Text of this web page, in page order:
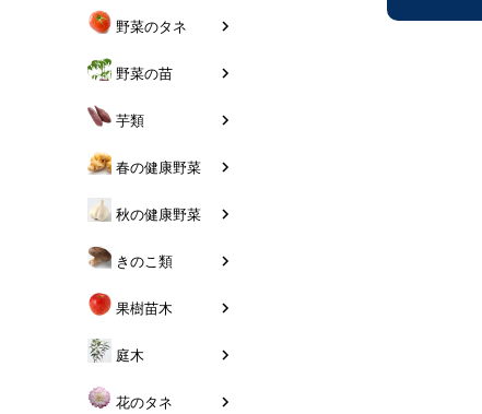
野菜のタネ
野菜の苗
芋類
春の健康野菜
秋の健康野菜
きのこ類
果樹苗木
庭木
花のタネ